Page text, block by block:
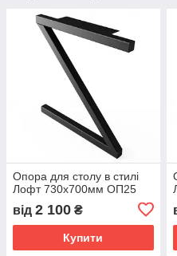
Опора для столу в стилі
Лофт 730х700мм ОП25
від 2 100 ₴
Купити